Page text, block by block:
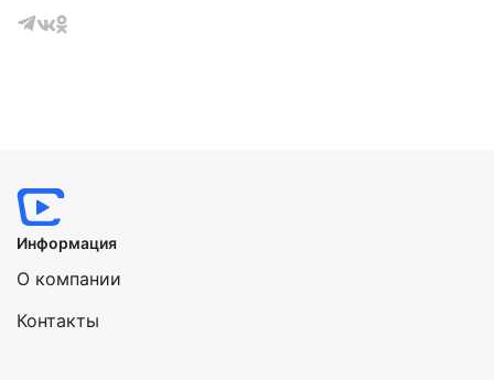
Информация
О компании
Контакты